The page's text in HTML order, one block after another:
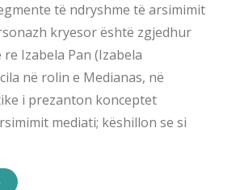
të ndryshme të arsimimit
kryesor është zgjedhur
Izabela Pan (Izabela
në rolin e Medianas, në
i prezanton konceptet
mediati; këshillon se si